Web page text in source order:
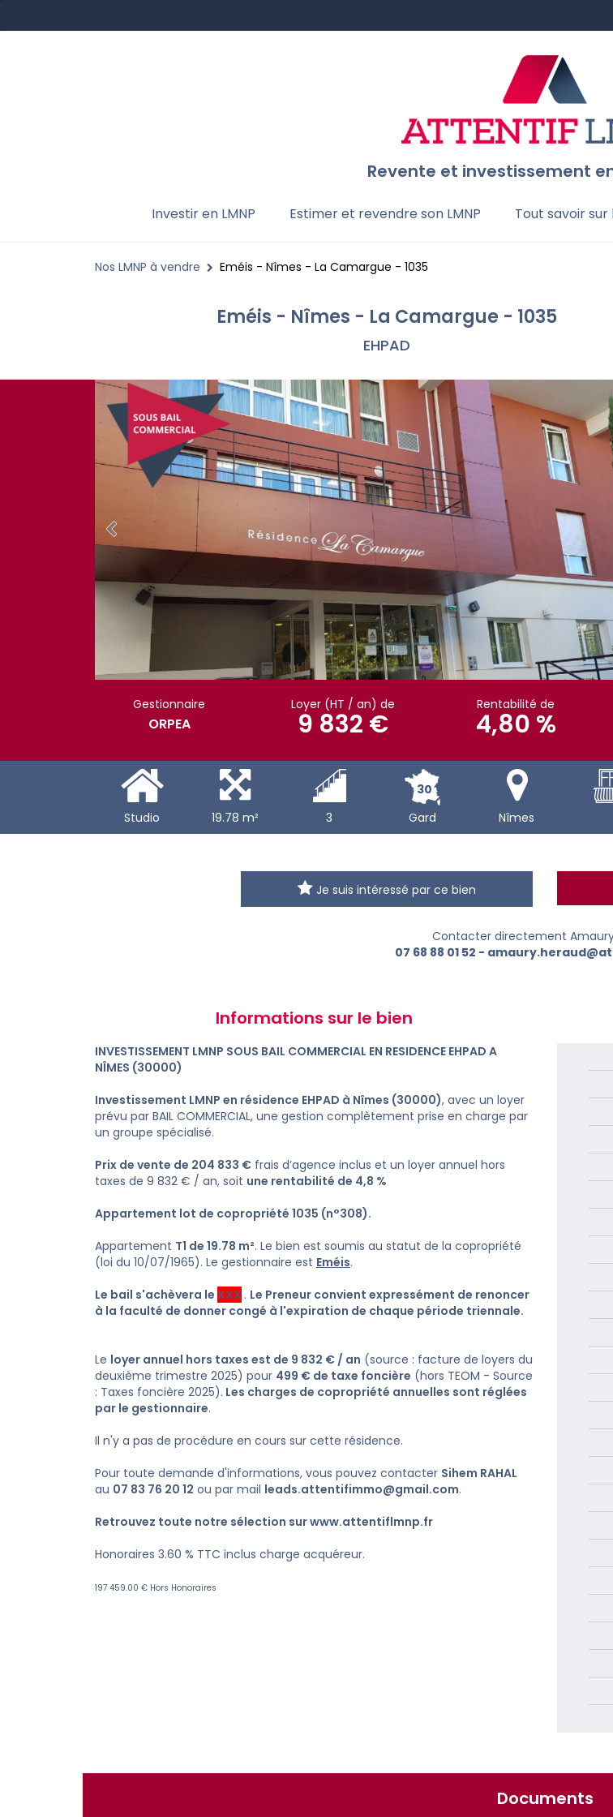
Revente et investissement
Investir en LMNP Estimer et revendre son LMNP Tout savoir sur
Nos LMNP à vendre Eméis - Nîmes - La Camargue - 1035
Eméis - Nîmes - La Camargue - 1035
EHPAD
Gestionnaire
ORPEA
Loyer (HT / an) de
9 832 €
Rentabilité de
4,80 %
Studio 19.78 m² 3 Gard
30
Nîmes
Je suis intéressé par ce bien
Contacter directement
07 68 88 01 52 -
Informations sur le bien
INVESTISSEMENT LMNP SOUS BAIL COMMERCIAL EN RESIDENCE EHPAD A
NÎMES (30000)
Investissement LMNP en résidence EHPAD à Nîmes (30000), avec un loyer
prévu par BAIL COMMERCIAL, une gestion complètement prise en charge par
un groupe spécialisé.
Prix de vente de 204 833 € frais d’agence inclus et un loyer annuel hors
taxes de 9 832 € / an, soit une rentabilité de 4,8 %
Appartement lot de copropriété 1035 (n°308).
Appartement T1 de 19.78 m². Le bien est soumis au statut de la copropriété
(loi du 10/07/1965). Le gestionnaire est Eméis.
Le bail s'achèvera le XXX . Le Preneur convient expressément de renoncer
à la faculté de donner congé à l'expiration de chaque période triennale.
Le loyer annuel hors taxes est de 9 832 € / an (source : facture de loyers du
deuxième trimestre 2025) pour 499 € de taxe foncière (hors TEOM - Source
: Taxes foncière 2025). Les charges de copropriété annuelles sont réglées
par le gestionnaire.
Il n'y a pas de procédure en cours sur cette résidence.
Pour toute demande d'informations, vous pouvez contacter Sihem RAHAL
au 07 83 76 20 12 ou par mail leads.attentifimmo@gmail.com.
Retrouvez toute notre sélection surwww.attentiflmnp.fr
Honoraires 3.60 % TTC inclus charge acquéreur.
197 459.00 € Hors Honoraires
Documents